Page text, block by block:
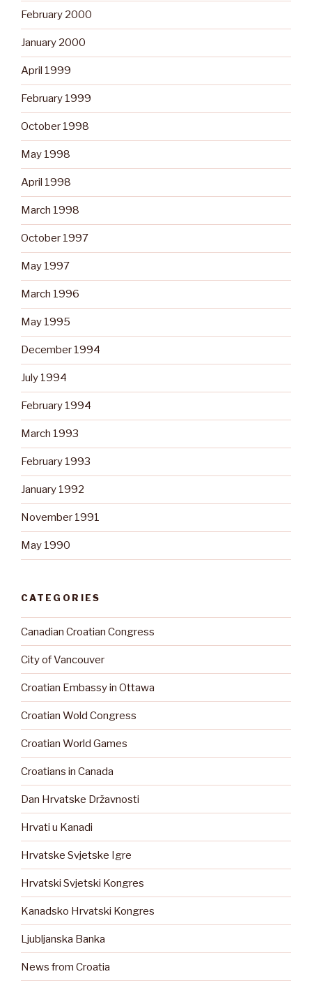
February 2000
January 2000
April 1999
February 1999
October 1998
May 1998
April 1998
March 1998
October 1997
May 1997
March 1996
May 1995
December 1994
July 1994
February 1994
March 1993
February 1993
January 1992
November 1991
May 1990
CATEGORIES
Canadian Croatian Congress
City of Vancouver
Croatian Embassy in Ottawa
Croatian Wold Congress
Croatian World Games
Croatians in Canada
Dan Hrvatske Državnosti
Hrvati u Kanadi
Hrvatske Svjetske Igre
Hrvatski Svjetski Kongres
Kanadsko Hrvatski Kongres
Ljubljanska Banka
News from Croatia